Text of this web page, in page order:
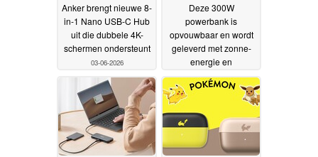
Anker brengt nieuwe 8-
in-1 Nano USB-C Hub
uit die dubbele 4K-
schermen ondersteunt
03-06-2026
Deze 300W
powerbank is
opvouwbaar en wordt
geleverd met zonne-
energie en
ingebouwde oplader
31-05-2026